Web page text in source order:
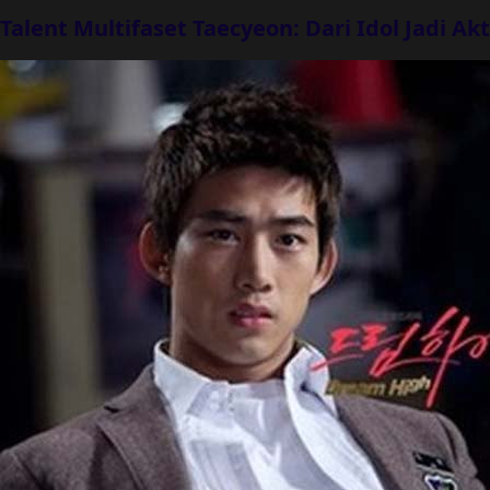
Talent Multifaset Taecyeon: Dari Idol Jadi